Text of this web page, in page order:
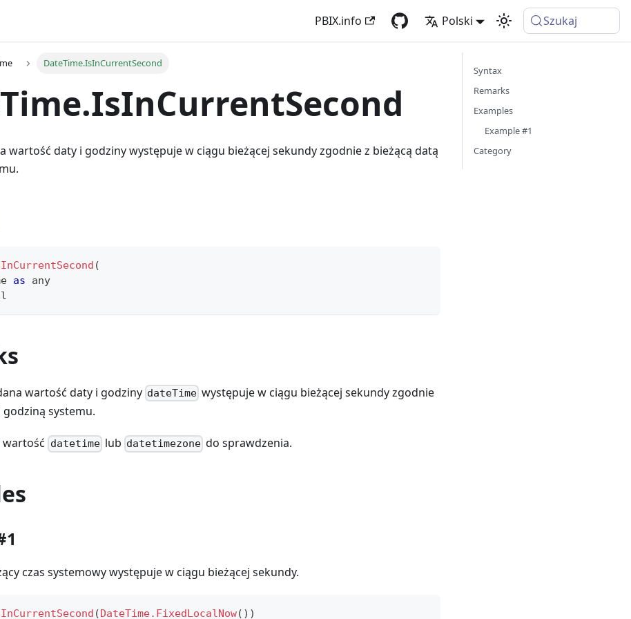
PBIX.info Polski Szukaj
DateTime.IsInCurrentSecond
wartość daty i godziny występuje w ciągu bieżącej sekundy zgodnie z bieżącą datą
(
as
any
wartość daty i godziny dateTime występuje w ciągu bieżącej sekundy zgodnie
godziną systemu.
wartość datetimelub datetimezone do sprawdzenia.
czas systemowy występuje w ciągu bieżącej sekundy.
( DateTime.FixedLocalNow( ) )
Syntax
Remarks
Examples
Example #1
Category